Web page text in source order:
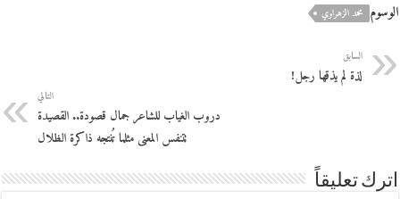
الوسوم محمد الزهراوي
السابق
لذة لم يذقها رجل!
التالي
دروب الغياب للشاعر جمال قصودة.. القصيدة
تتنفس المعنى مثلما تُنتجه ذاكرة الظلال
اترك تعليقاً